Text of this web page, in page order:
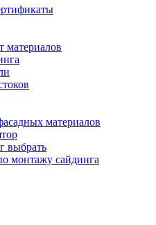
материалов
материалов
выбрать
монтажу сайдинга